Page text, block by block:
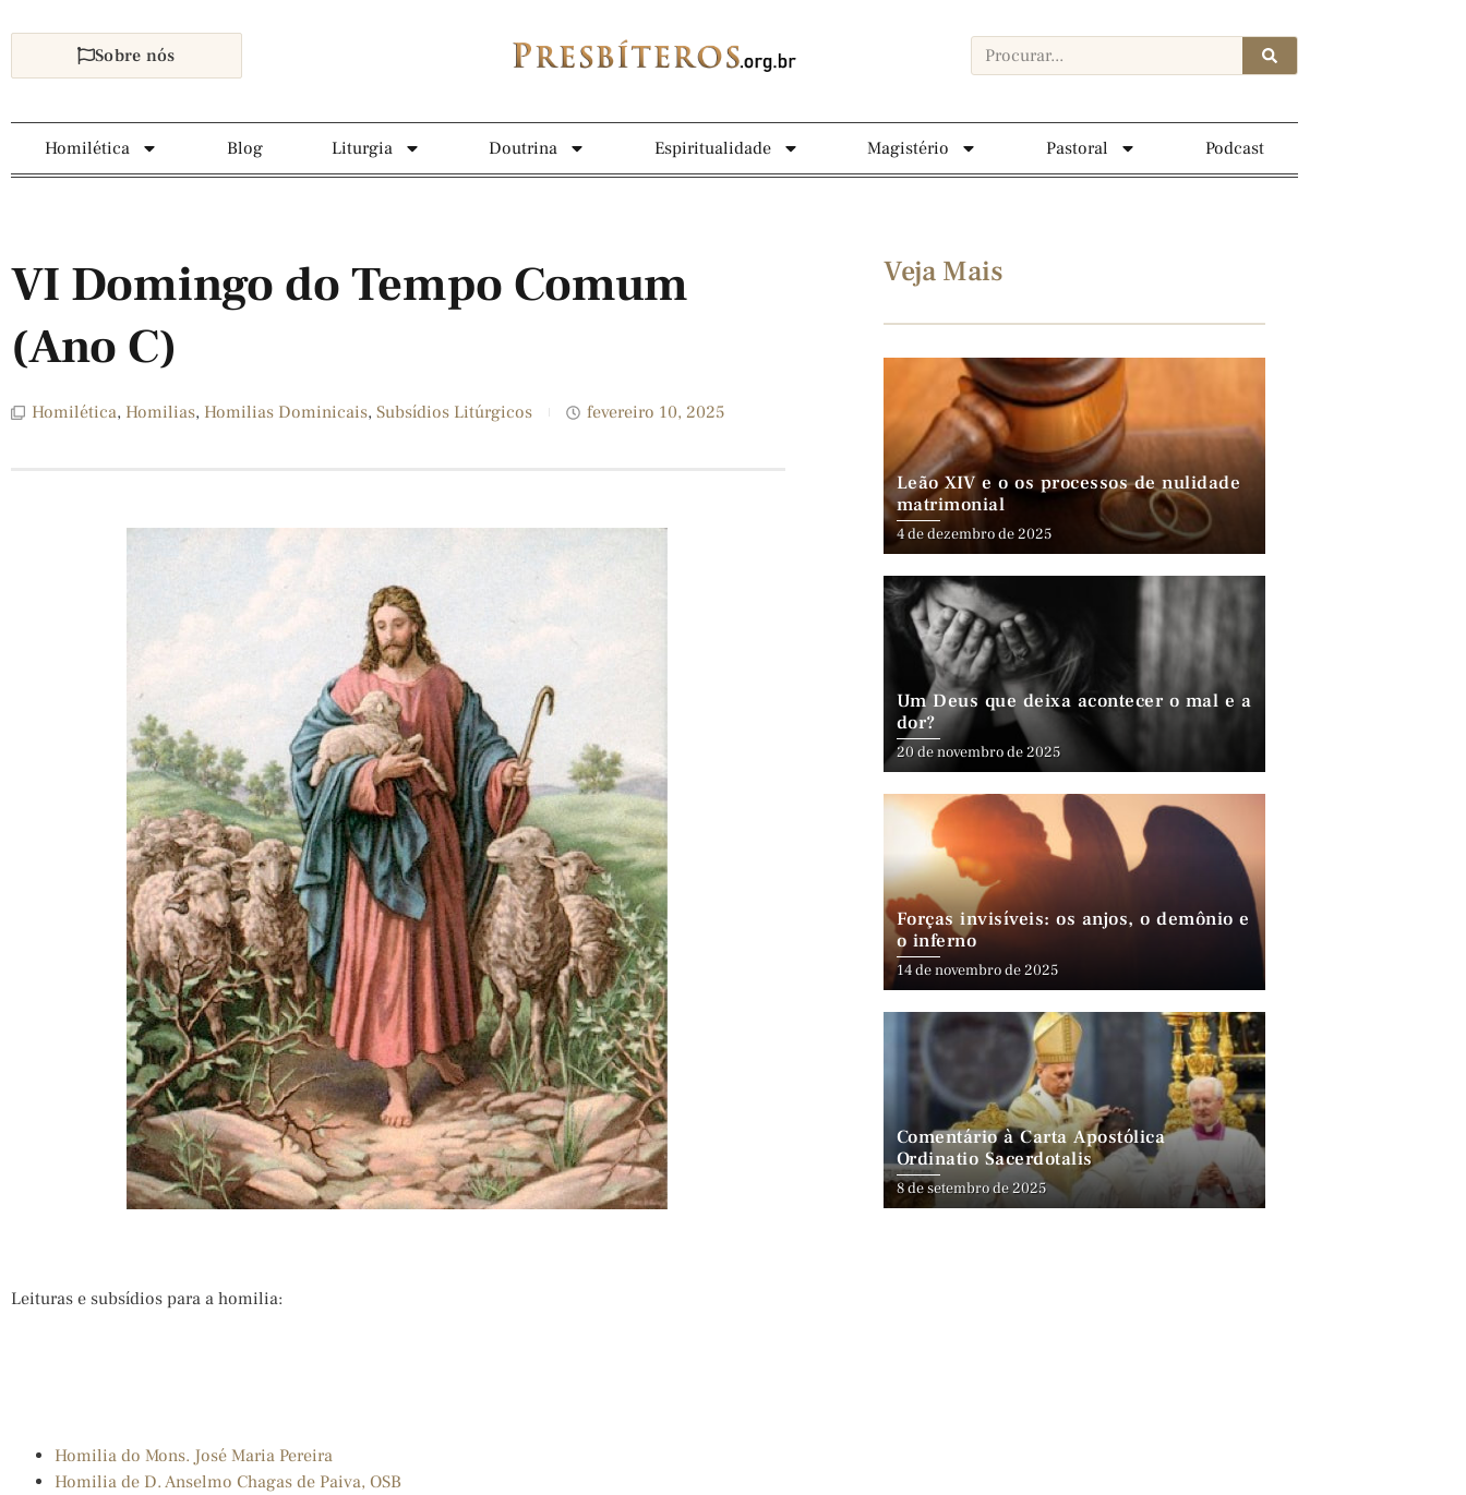
Sobre nós
Homilética Blog Liturgia Doutrina Espiritualidade Magistério Pastoral Podcast
VI Domingo do Tempo Comum
(Ano C)
Homilética, Homilias, Homilias Dominicais, Subsídios Litúrgicos fevereiro 10, 2025
Leituras e subsídios para a homilia:
Homilia do Mons. José Maria Pereira
Homilia de D. Anselmo Chagas de Paiva, OSB
Veja Mais
Leão XIV e o os processos de nulidade
matrimonial
4 de dezembro de 2025
Um Deus que deixa acontecer o mal e a
dor?
20 de novembro de 2025
Forças invisíveis: os anjos, o demônio e
o inferno
14 de novembro de 2025
Comentário à Carta Apostólica
Ordinatio Sacerdotalis
8 de setembro de 2025